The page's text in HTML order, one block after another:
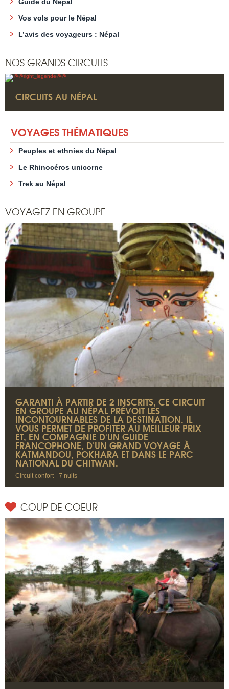
Vos vols pour le Népal
L’avis des voyageurs : Népal
NOS GRANDS CIRCUITS
CIRCUITS AU NÉPAL
VOYAGES THÉMATIQUES
Peuples et ethnies du Népal
Le Rhinocéros unicorne
Trek au Népal
VOYAGEZ EN GROUPE
GARANTI À PARTIR DE 2 INSCRITS, CE CIRCUIT
EN GROUPE AU NÉPAL PRÉVOIT LES
INCONTOURNABLES DE LA DESTINATION. IL
VOUS PERMET DE PROFITER AU MEILLEUR PRIX
ET, EN COMPAGNIE D'UN GUIDE
FRANCOPHONE, D'UN GRAND VOYAGE À
KATMANDOU, POKHARA ET DANS LE PARC
NATIONAL DU CHITWAN.
Circuit confort - 7 nuits
COUP DE COEUR